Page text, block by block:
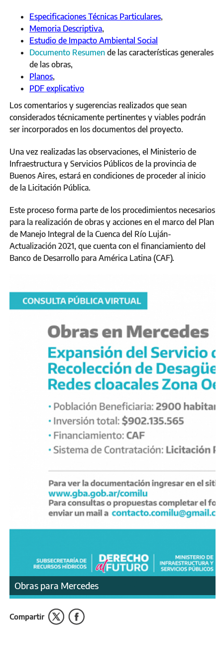
Especificaciones Técnicas Particulares,
Memoria Descriptiva,
Estudio de Impacto Ambiental Social
Documento Resumen de las características generales
de las obras,
Planos,
PDF explicativo
Los comentarios y sugerencias realizados que sean
considerados técnicamente pertinentes y viables podrán
ser incorporados en los documentos del proyecto.
Una vez realizadas las observaciones, el Ministerio de
Infraestructura y Servicios Públicos de la provincia de
Buenos Aires, estará en condiciones de proceder al inicio
de la Licitación Pública.
Este proceso forma parte de los procedimientos necesarios
para la realización de obras y acciones en el marco del Plan
de Manejo Integral de la Cuenca del Río Luján-
Actualización 2021, que cuenta con el financiamiento del
Banco de Desarrollo para América Latina (CAF).
Obras para Mercedes
Compartir